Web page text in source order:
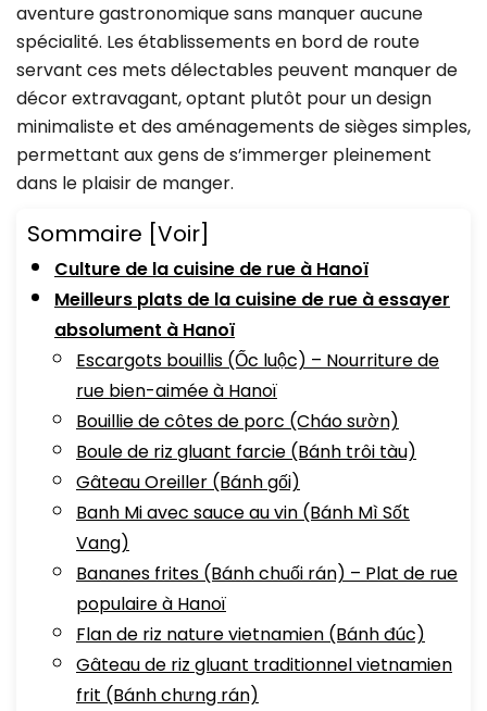
aventure gastronomique sans manquer aucune
spécialité. Les établissements en bord de route
servant ces mets délectables peuvent manquer de
décor extravagant, optant plutôt pour un design
minimaliste et des aménagements de sièges simples,
permettant aux gens de s’immerger pleinement
dans le plaisir de manger.
Sommaire [Voir]
Culture de la cuisine de rue à Hanoï
Meilleurs plats de la cuisine de rue à essayer
absolument à Hanoï
Escargots bouillis (Ốc luộc) – Nourriture de
rue bien-aimée à Hanoï
Bouillie de côtes de porc (Cháo sườn)
Boule de riz gluant farcie (Bánh trôi tàu)
Gâteau Oreiller (Bánh gối)
Banh Mi avec sauce au vin (Bánh Mì Sốt
Vang)
Bananes frites (Bánh chuối rán) – Plat de rue
populaire à Hanoï
Flan de riz nature vietnamien (Bánh đúc)
Gâteau de riz gluant traditionnel vietnamien
frit (Bánh chưng rán)